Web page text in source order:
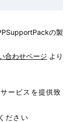
の製
合わせページ より
ービスを提供致
ださい